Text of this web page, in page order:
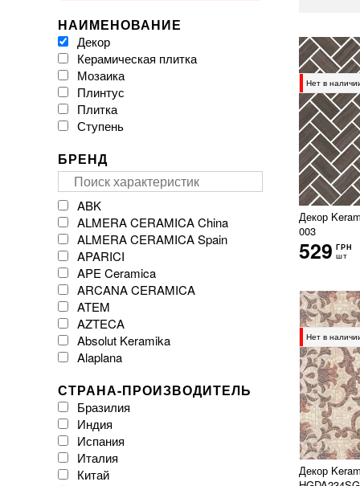
Нет в
Декор
003
529 ГРН
шт
Нет в
Декор
НАИМЕНОВАНИЕ
Декор
Керамическая плитка
Мозаика
Плинтус
Плитка
Ступень
БРЕНД
ABK
ALMERA CERAMICA China
ALMERA CERAMICA Spain
APARICI
APE Ceramica
ARCANA CERAMICA
ATEM
AZTECA
Absolut Keramika
Alaplana
Arklam
Atlas Concorde
Atrium
Azulejos Benadresa
BESTILE
Baldocer
СТРАНА-ПРОИЗВОДИТЕЛЬ
Бразилия
Индия
Испания
Италия
Китай